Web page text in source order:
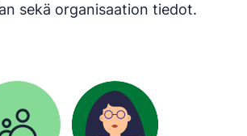
sekä organisaation tiedot.